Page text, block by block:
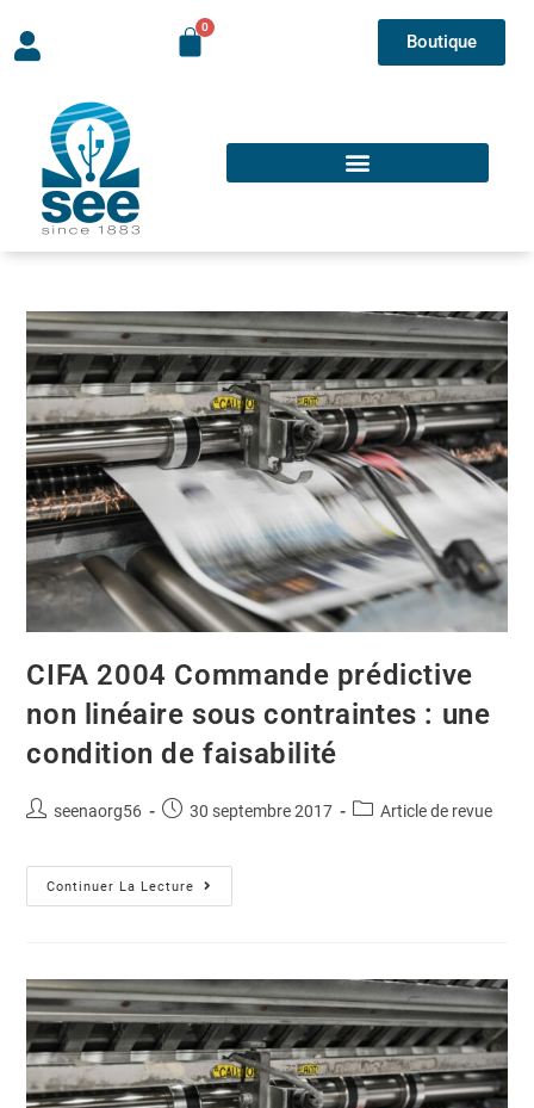
Boutique
CIFA 2004 Commande prédictive
non linéaire sous contraintes : une
condition de faisabilité
seenaorg56 30 septembre 2017 Article de revue
Continuer La Lecture